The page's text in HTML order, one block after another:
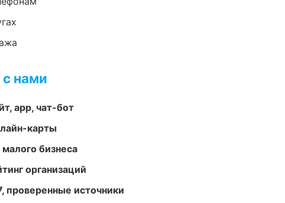
нами
app, чат-бот
карты
бизнеса
организаций
проверенные источники